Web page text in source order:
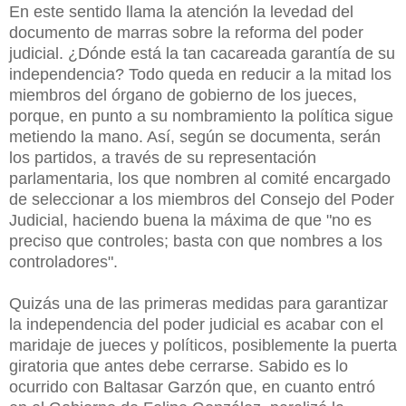
En este sentido llama la atención la levedad del
documento de marras sobre la reforma del poder
judicial. ¿Dónde está la tan cacareada garantía de su
independencia? Todo queda en reducir a la mitad los
miembros del órgano de gobierno de los jueces,
porque, en punto a su nombramiento la política sigue
metiendo la mano. Así, según se documenta, serán
los partidos, a través de su representación
parlamentaria, los que nombren al comité encargado
de seleccionar a los miembros del Consejo del Poder
Judicial, haciendo buena la máxima de que "no es
preciso que controles; basta con que nombres a los
controladores".
Quizás una de las primeras medidas para garantizar
la independencia del poder judicial es acabar con el
maridaje de jueces y políticos, posiblemente la puerta
giratoria que antes debe cerrarse. Sabido es lo
ocurrido con Baltasar Garzón que, en cuanto entró